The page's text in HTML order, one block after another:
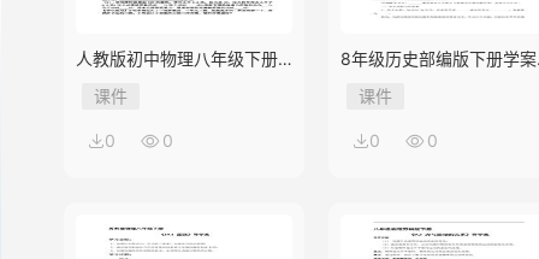
人教版初中物理八年级下册
第3节 机械效率
课件
0 0
8年级历史部编版下册学案
《第18课 科技文化成就》
课件
0 0